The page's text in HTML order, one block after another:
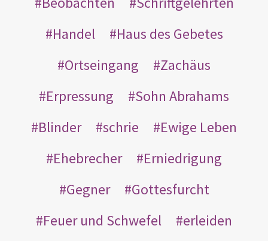
Handel
Haus des Gebetes
Ortseingang
Zachäus
Erpressung
Sohn Abrahams
Blinder
schrie
Ewige Leben
Ehebrecher
Erniedrigung
Gegner
Gottesfurcht
Feuer und Schwefel
erleiden